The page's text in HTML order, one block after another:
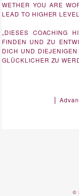
WETHER YOU ARE
LEAD TO HIGHER
„DIESES COACHING
FINDEN UND ZU
DICH UND
GLÜCKLICHER ZU
©